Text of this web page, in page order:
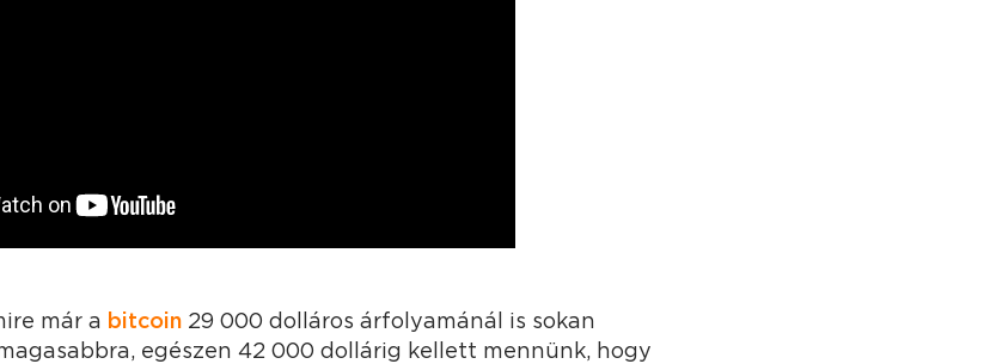
már a bitcoin 29 000 dolláros árfolyamánál is sokan
egészen 42 000 dollárig kellett mennünk, hogy